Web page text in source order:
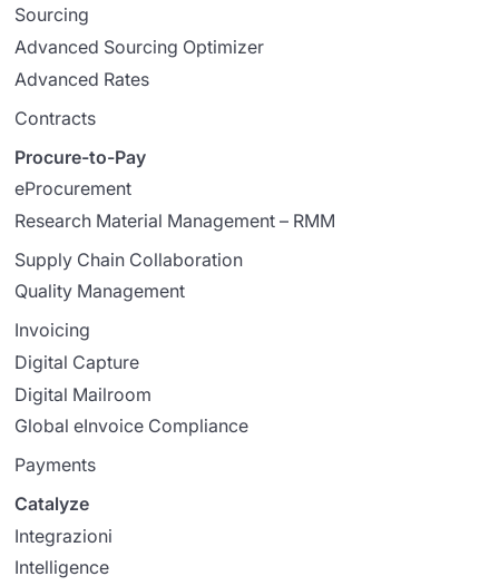
Sourcing
Advanced Sourcing Optimizer
Advanced Rates
Contracts
Procure-to-Pay
eProcurement
Research Material Management – RMM
Supply Chain Collaboration
Quality Management
Invoicing
Digital Capture
Digital Mailroom
Global eInvoice Compliance
Payments
Catalyze
Integrazioni
Intelligence